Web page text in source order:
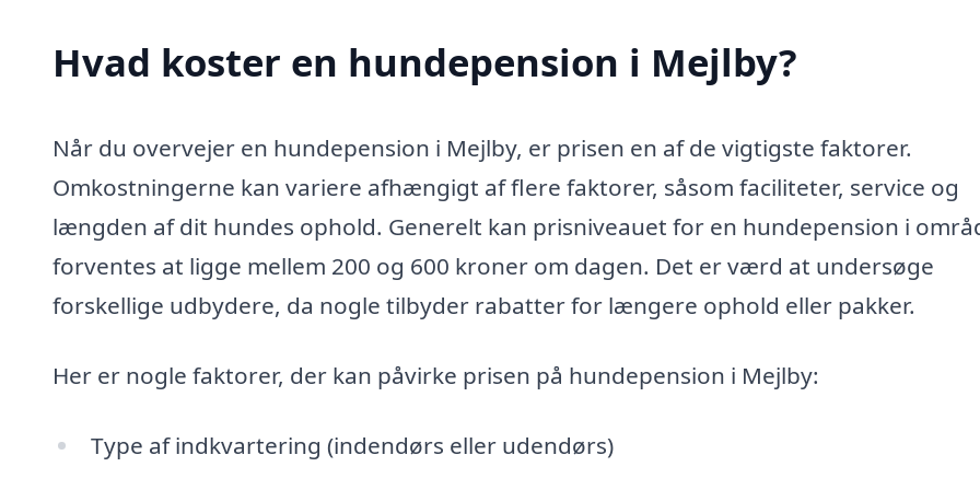
Hvad koster en hundepension i Mejlby?
Når du overvejer en hundepension i Mejlby, er prisen en af de vigtigste faktorer.
Omkostningerne kan variere afhængigt af flere faktorer, såsom faciliteter, service og
længden af dit hundes ophold. Generelt kan prisniveauet for en hundepension i
forventes at ligge mellem 200 og 600 kroner om dagen. Det er værd at undersøge
forskellige udbydere, da nogle tilbyder rabatter for længere ophold eller pakker.
Her er nogle faktorer, der kan påvirke prisen på hundepension i Mejlby:
Type af indkvartering (indendørs eller udendørs)